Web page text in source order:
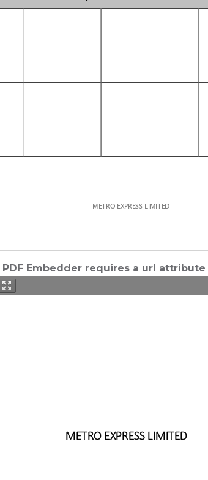
PDF Embedder requires a url attribute